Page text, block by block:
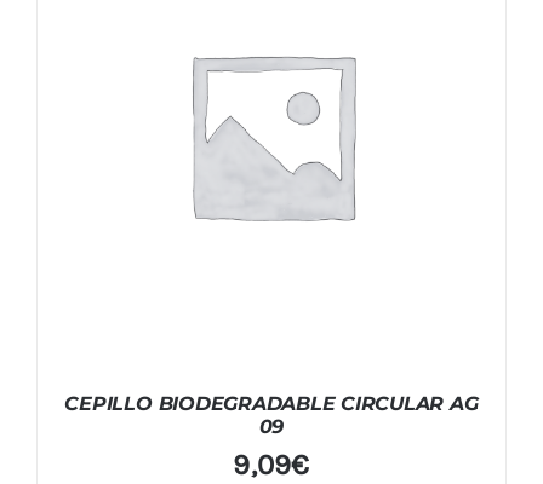
CEPILLO BIODEGRADABLE CIRCULAR AG
09
9,09€